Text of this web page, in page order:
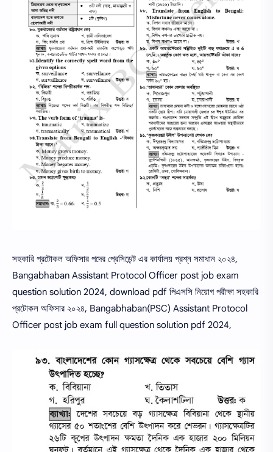
সহকারি প্রটোকল অফিসার পদের প্রেসিডেন্ট এর কার্যালয় প্রশ্ন সমাধান ২০২৪,
Bangabhaban Assistant Protocol Officer post job exam
question solution 2024, download pdf পিএসসি নিয়োগ পরীক্ষা সহকারি
প্রটোকল অফিসার ২০২৪, Bangabhaban(PSC) Assistant Protocol
Officer post job exam full question solution pdf 2024,